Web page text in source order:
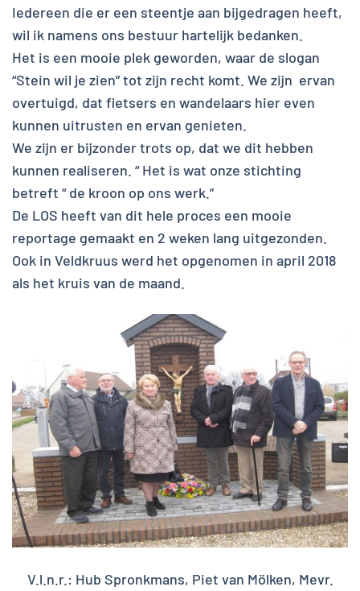
Iedereen die er een steentje aan bijgedragen heeft,
wil ik namens ons bestuur hartelijk bedanken.
Het is een mooie plek geworden, waar de slogan
“Stein wil je zien” tot zijn recht komt. We zijn ervan
overtuigd, dat fietsers en wandelaars hier even
kunnen uitrusten en ervan genieten.
We zijn er bijzonder trots op, dat we dit hebben
kunnen realiseren. “ Het is wat onze stichting
betreft “ de kroon op ons werk.”
De LOS heeft van dit hele proces een mooie
reportage gemaakt en 2 weken lang uitgezonden.
Ook in Veldkruus werd het opgenomen in april 2018
als het kruis van de maand.
V.l.n.r.: Hub Spronkmans, Piet van Mölken, Mevr.